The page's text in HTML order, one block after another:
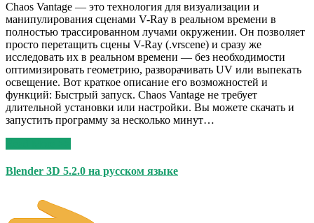
Chaos Vantage — это технология для визуализации и
манипулирования сценами V-Ray в реальном времени в
полностью трассированном лучами окружении. Он позволяет
просто перетащить сцены V-Ray (.vrscene) и сразу же
исследовать их в реальном времени — без необходимости
оптимизировать геометрию, разворачивать UV или выпекать
освещение. Вот краткое описание его возможностей и
функций: Быстрый запуск. Chaos Vantage не требует
длительной установки или настройки. Вы можете скачать и
запустить программу за несколько минут…
Blender 3D 5.2.0 на русском языке